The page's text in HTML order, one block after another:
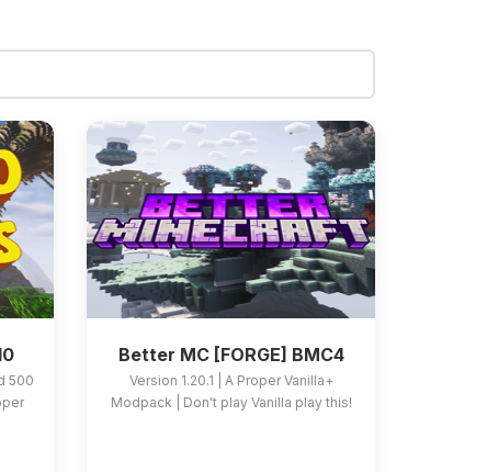
500
Better MC [FORGE] BMC4
Version 1.20.1 | A Proper Vanilla+
Modpack | Don't play Vanilla play this!